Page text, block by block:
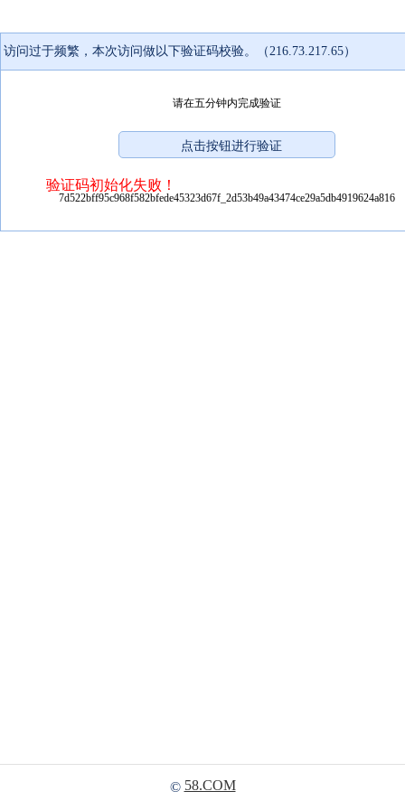
访问过于频繁，本次访问做以下验证码校验。（216.73.217.65）
请在五分钟内完成验证
验证码初始化失败！
7d522bff95c968f582bfede45323d67f_2d53b49a43474ce29a5db4919624a816
© 58.COM